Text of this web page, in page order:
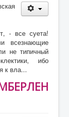
- все суета!
всезнающие
не типичный
ибо
к вла...